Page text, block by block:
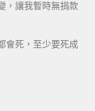
，讓我暫時無捐款
會死，至少要死成